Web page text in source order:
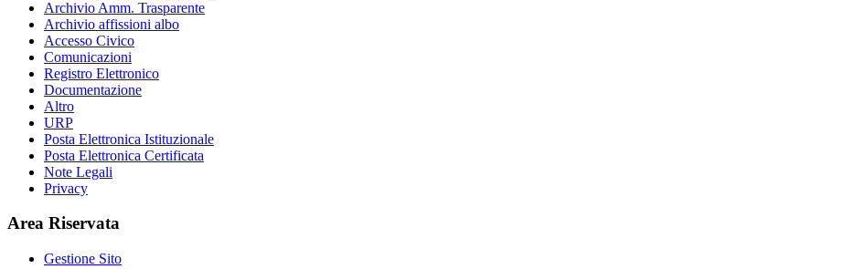
Archivio Amm. Trasparente
Archivio affissioni albo
Accesso Civico
Comunicazioni
Registro Elettronico
Documentazione
Altro
URP
Posta Elettronica Istituzionale
Posta Elettronica Certificata
Note Legali
Privacy
Area Riservata
Gestione Sito